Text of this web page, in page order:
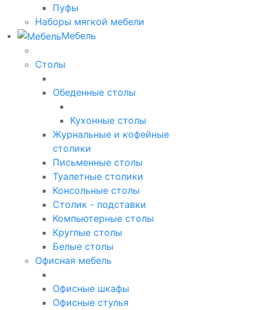
Пуфы
Наборы мягкой мебели
Мебель
Столы
Обеденные столы
Кухонные столы
Журнальные и кофейные
столики
Письменные столы
Туалетные столики
Консольные столы
Столик - подставки
Компьютерные столы
Круглые столы
Белые столы
Офисная мебель
Офисные шкафы
Офисные стулья